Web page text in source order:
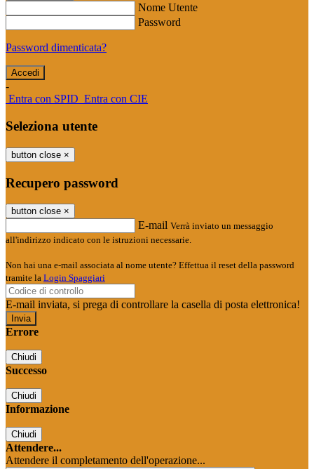
Nome Utente
Password
Password dimenticata?
-
Entra con SPID Entra con CIE
Seleziona utente
button close ×
Recupero password
button close ×
E-mail Verrà inviato un messaggio
all'indirizzo indicato con le istruzioni necessarie.
Non hai una e-mail associata al nome utente? Effettua il reset della password
tramite la Login Spaggiari
E-mail inviata, si prega di controllare la casella di posta elettronica!
Errore
Chiudi
Successo
Chiudi
Informazione
Chiudi
Attendere...
Attendere il completamento dell'operazione...